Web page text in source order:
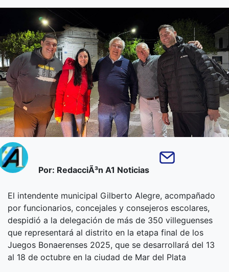
Por: RedacciÃ³n A1 Noticias
El intendente municipal Gilberto Alegre, acompañado
por funcionarios, concejales y consejeros escolares,
despidió a la delegación de más de 350 villeguenses
que representará al distrito en la etapa final de los
Juegos Bonaerenses 2025, que se desarrollará del 13
al 18 de octubre en la ciudad de Mar del Plata